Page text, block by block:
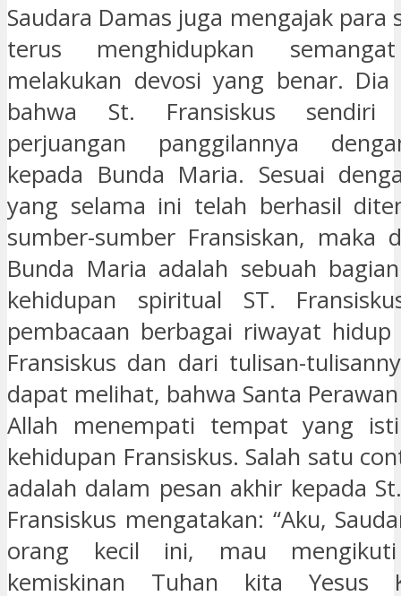
Saudara Damas juga mengajak para
terus menghidupkan
melakukan devosi yang benar. Dia
bahwa St. Fransiskus sendiri
perjuangan panggilannya
kepada Bunda Maria. Sesuai
yang selama ini telah berhasil
sumber-sumber Fransiskan, maka
Bunda Maria adalah sebuah
kehidupan spiritual ST.
pembacaan berbagai riwayat
Fransiskus dan dari tulisan-
dapat melihat, bahwa Santa
Allah menempati tempat yang
kehidupan Fransiskus. Salah satu
adalah dalam pesan akhir kepada
Fransiskus mengatakan: “Aku,
orang kecil ini, mau
kemiskinan Tuhan kita Yesus